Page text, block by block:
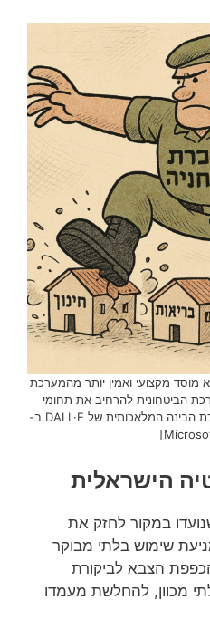
מקצועי ואמין יותר מהמערכת
הביטחונית להרחיב את תחומי
השפעתה… התמונה עובדה במערכת הבינה המלאכותית של DALL·E ב-
הישראלית
במקור לחזק את
שימוש בלתי מבוקר
הצבא לביקורת
מכוון, להחלשת מעמדו